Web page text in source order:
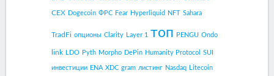
CEX Dogecoin ФРС Fear Hyperliquid NFT Sahara
TradFi опционы Clarity Layer 1 топ PENGU Ondo
link LDO Pyth Morpho DePin Humanity Protocol SUI
инвестиции ENA XDC gram листинг Nasdaq Litecoin